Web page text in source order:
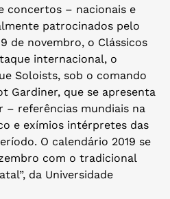
concertos – nacionais e
patrocinados pelo
de novembro, o Clássicos
internacional, o
Soloists, sob o comando
Gardiner, que se apresenta
– referências mundiais na
e exímios intérpretes das
O calendário 2019 se
com o tradicional
da Universidade